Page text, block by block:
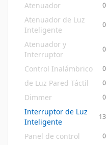
Atenuador
0
Atenuador de Luz
Inteligente
0
Atenuador y
Interruptor
0
Control Inalámbrico 0
de Luz Pared Táctil 0
Dimmer 0
Interruptor de Luz
Inteligente
13
Panel de control 0